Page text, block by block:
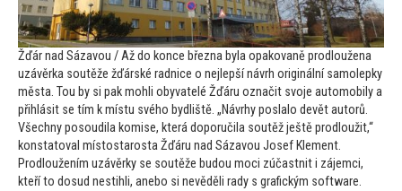
Žďár nad Sázavou / Až do konce března byla opakovaně prodloužena
uzávěrka soutěže žďárské radnice o nejlepší návrh originální samolepky
města. Tou by si pak mohli obyvatelé Žďáru označit svoje automobily a
přihlásit se tím k místu svého bydliště. „Návrhy poslalo devět autorů.
Všechny posoudila komise, která doporučila soutěž ještě prodloužit,“
konstatoval místostarosta Žďáru nad Sázavou Josef Klement.
Prodloužením uzávěrky se soutěže budou moci zúčastnit i zájemci,
kteříto dosud nestihli, anebo si nevěděli rady s grafickým software.